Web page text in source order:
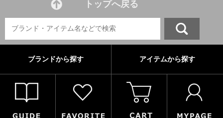
トップへ戻る
ブランドから探す アイテムから探す